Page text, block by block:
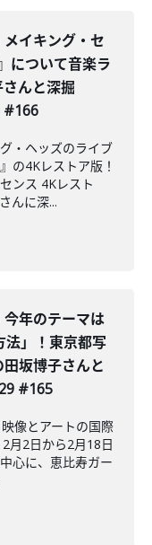
イキング・セ
について音楽ラ
んと深掘
#166
・ヘッズのライブ
の4Kレストア版！
ンス 4Kレスト
んに深...
今年のテーマは
法」！東京都写
坂博子さんと
#165
像とアートの国際
月2日から2月18日
心に、恵比寿ガー